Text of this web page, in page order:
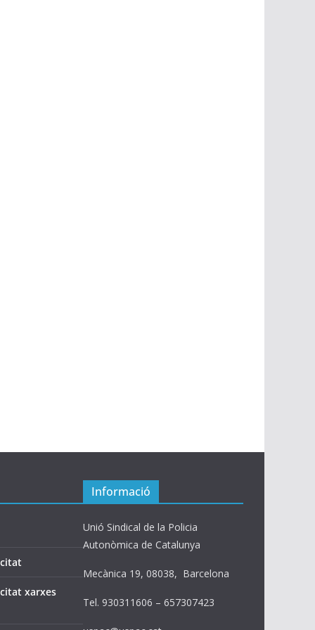
xarxes
Informació
Unió Sindical de la Policia
Autonòmica de Catalunya
Mecànica 19, 08038, Barcelona
Tel. 930311606 – 657307423